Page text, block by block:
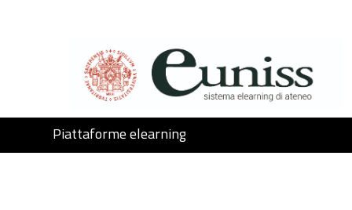
Piattaforme elearning